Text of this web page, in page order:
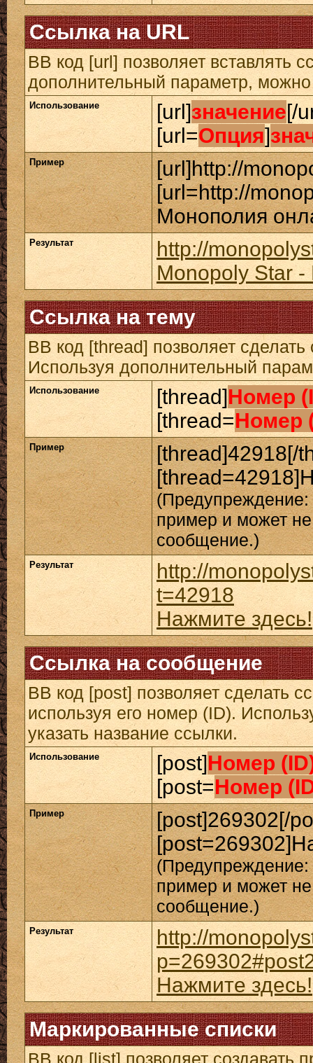
Ссылка на URL
BB код [url] позволяет
дополнительный параметр, можно
Использование [url]значение[/
[url=Опция]
Пример
[url]http://
[url=http://
Монополия
Результат
http://
Monopoly Star
Ссылка на тему
BB код [thread] позволяет
Используя дополнительный
Использование [thread]Номер
[thread=Номер
Пример
[thread]42918[/
(Предупреждение:
пример и может
сообщение.)
Результат
http://
t=42918
Нажмите здесь!
Ссылка на сообщение
BB код [post] позволяет сделать
используя его номер (ID).
указать название ссылки.
Использование [post]Номер
[post=Номер
Пример
[post]269302[/
(Предупреждение:
пример и может
сообщение.)
Результат
http://
Нажмите здесь!
Маркированные списки
BB код [list] позволяет создавать